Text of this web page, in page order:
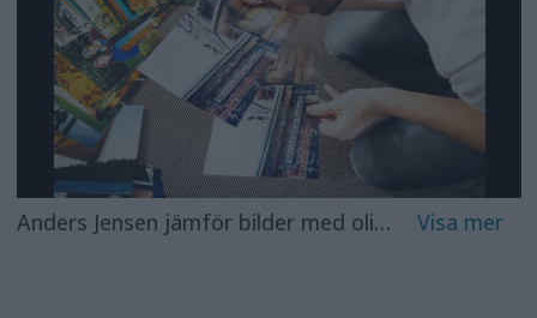
Anders Jensen jämför bilder med olika jpeg-kvalité, och har svårt att rangordna dem. Komprimeringen är så förlåtande i utskrivet format att den är svår att upptäcka. Foto: David Brohede